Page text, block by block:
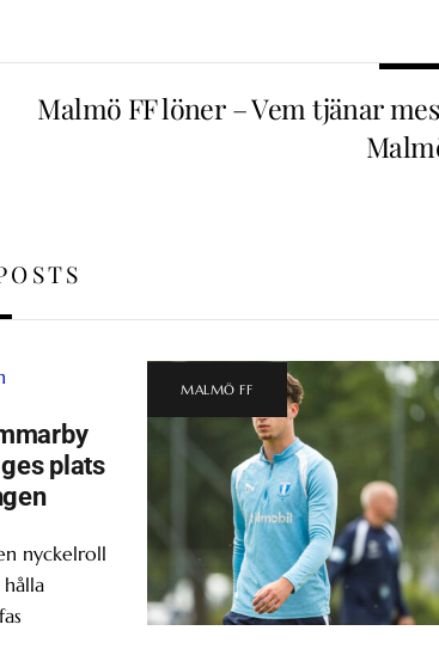
Malmö FF löner – Vem tjänar
plats
nyckelroll
MALMÖ FF